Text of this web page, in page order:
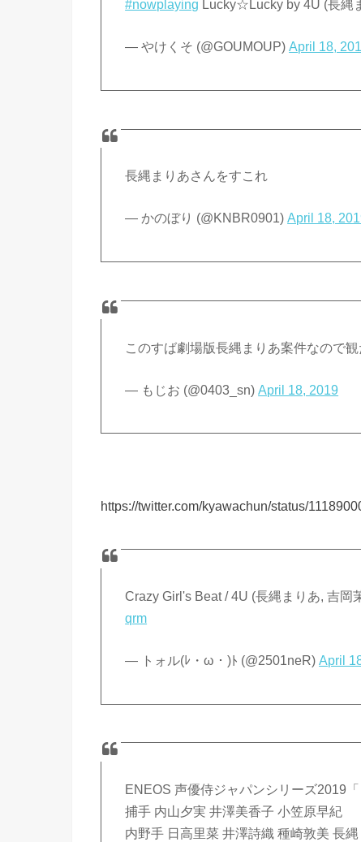
#nowplaying Lucky☆Lucky by 4U (長縄
— やけくそ (@GOUMOUP)April 18,
長縄まりあさんをすこれ
— かのぼり (@KNBR0901)April 18,
このすば劇場版長縄まりあ案件なので観
— もじお (@0403_sn)April 18, 2019
https://twitter.com/kyawachun/status/
Crazy Girl's Beat / 4U (長縄まりあ, 吉岡
qrm
— トォル(ﾚ・ω・)ﾄ (@2501neR)April
ENEOS 声優侍ジャパンシリーズ2019
捕手 内山夕実 井澤美香子 小笠原早紀
内野手 日高里菜 井澤詩織 種崎敦美 長